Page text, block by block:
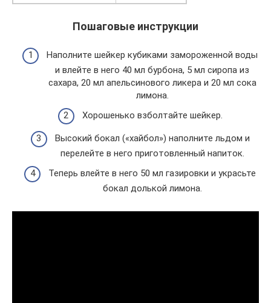
Пошаговые инструкции
Наполните шейкер кубиками замороженной воды
и влейте в него 40 мл бурбона, 5 мл сиропа из
сахара, 20 мл апельсинового ликера и 20 мл сока
лимона.
Хорошенько взболтайте шейкер.
Высокий бокал («хайбол») наполните льдом и
перелейте в него приготовленный напиток.
Теперь влейте в него 50 мл газировки и украсьте
бокал долькой лимона.